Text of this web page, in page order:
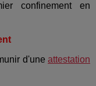
confinement en
d'une attestation